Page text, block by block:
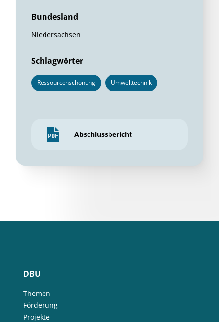
Bundesland
Niedersachsen
Schlagwörter
Ressourcenschonung Umwelttechnik
Abschlussbericht
DBU
Themen
Förderung
Projekte